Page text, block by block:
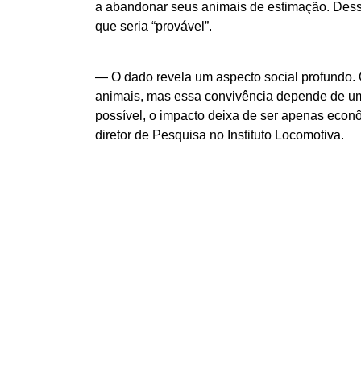
a abandonar seus animais de estimação.
que seria “provável”.
— O dado revela um aspecto social profundo.
animais, mas essa convivência depende de
possível, o impacto deixa de ser apenas
diretor de Pesquisa no Instituto Locomotiva.